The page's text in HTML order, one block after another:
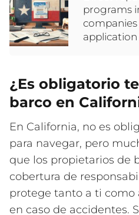
programs
companies
application
¿Es obligatorio
barco en
En California, no es
para navegar, pero
que los propietarios de
cobertura de
protege tanto a ti como
en caso de accidentes.